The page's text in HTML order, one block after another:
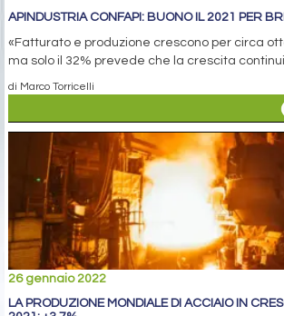
APINDUSTRIA CONFAPI: BUONO IL 2021 PER
«Fatturato e produzione crescono per circa
ma solo il 32% prevede che la crescita
di Marco Torricelli
26 gennaio 2022
LA PRODUZIONE MONDIALE DI ACCIAIO IN